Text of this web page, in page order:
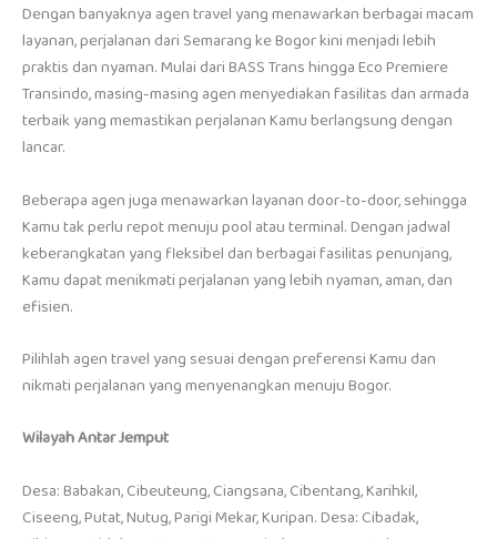
Dengan banyaknya agen travel yang menawarkan berbagai macam
layanan, perjalanan dari Semarang ke Bogor kini menjadi lebih
praktis dan nyaman. Mulai dari BASS Trans hingga Eco Premiere
Transindo, masing-masing agen menyediakan fasilitas dan armada
terbaik yang memastikan perjalanan Kamu berlangsung dengan
lancar.
Beberapa agen juga menawarkan layanan door-to-door, sehingga
Kamu tak perlu repot menuju pool atau terminal. Dengan jadwal
keberangkatan yang fleksibel dan berbagai fasilitas penunjang,
Kamu dapat menikmati perjalanan yang lebih nyaman, aman, dan
efisien.
Pilihlah agen travel yang sesuai dengan preferensi Kamu dan
nikmati perjalanan yang menyenangkan menuju Bogor.
Wilayah Antar Jemput
Desa: Babakan, Cibeuteung, Ciangsana, Cibentang, Karihkil,
Ciseeng, Putat, Nutug, Parigi Mekar, Kuripan. Desa: Cibadak,